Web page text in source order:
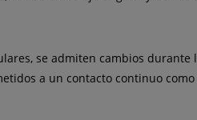
se admiten cambios
a un contacto continuo